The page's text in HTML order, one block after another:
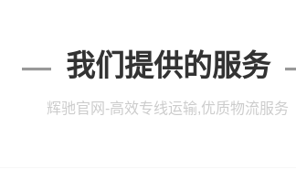
我们提供的服务
辉驰官网-高效专线运输,优质物流服务